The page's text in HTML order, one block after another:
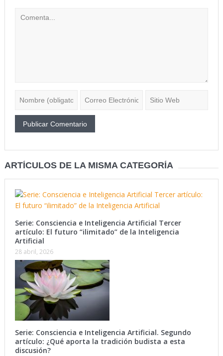
ARTÍCULOS DE LA MISMA CATEGORÍA
Serie: Consciencia e Inteligencia Artificial Tercer
artículo: El futuro “ilimitado” de la Inteligencia
Artificial
28 abril, 2026
Serie: Consciencia e Inteligencia Artificial. Segundo
artículo: ¿Qué aporta la tradición budista a esta
discusión?